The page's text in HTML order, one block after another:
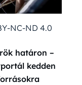
NC-ND 4.0
határon –
kedden